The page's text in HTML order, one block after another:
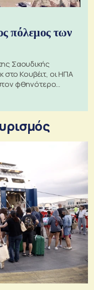
πόλεμος των
Σαουδικής
στο Κουβέιτ, οι ΗΠΑ
φθηνότερο